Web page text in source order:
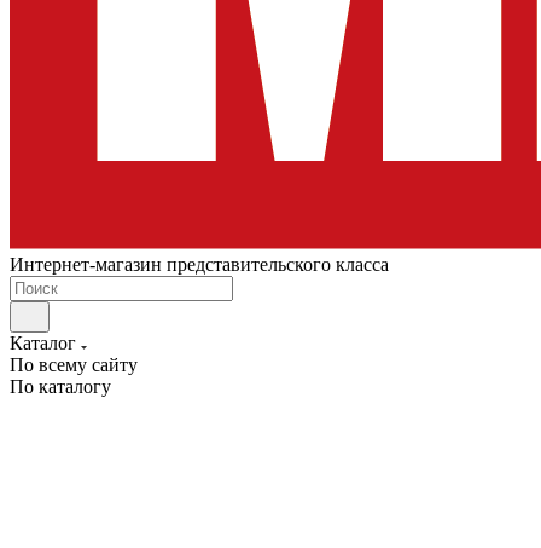
Интернет-магазин представительского класса
Каталог
По всему сайту
По каталогу